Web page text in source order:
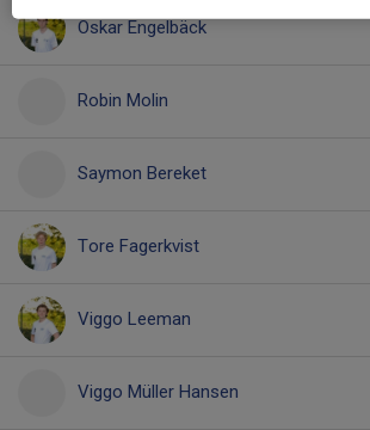
Oskar Engelbäck
Robin Molin
Saymon Bereket
Tore Fagerkvist
Viggo Leeman
Viggo Müller Hansen